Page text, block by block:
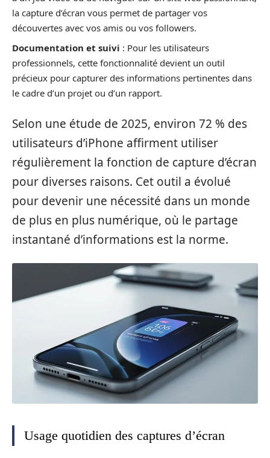
la capture d’écran vous permet de partager vos
découvertes avec vos amis ou vos followers.
Documentation et suivi : Pour les utilisateurs
professionnels, cette fonctionnalité devient un outil
précieux pour capturer des informations pertinentes dans
le cadre d’un projet ou d’un rapport.
Selon une étude de 2025, environ 72 % des
utilisateurs d’iPhone affirment utiliser
régulièrement la fonction de capture d’écran
pour diverses raisons. Cet outil a évolué
pour devenir une nécessité dans un monde
de plus en plus numérique, où le partage
instantané d’informations est la norme.
Usage quotidien des captures d’écran